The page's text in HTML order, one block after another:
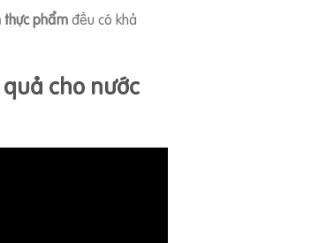
thực phẩmđều có khả
cho nước